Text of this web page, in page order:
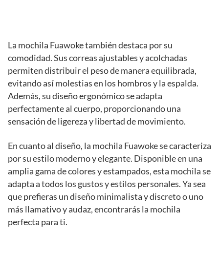
La mochila Fuawoke también destaca por su
comodidad. Sus correas ajustables y acolchadas
permiten distribuir el peso de manera equilibrada,
evitando así molestias en los hombros y la espalda.
Además, su diseño ergonómico se adapta
perfectamente al cuerpo, proporcionando una
sensación de ligereza y libertad de movimiento.
En cuanto al diseño, la mochila Fuawoke se caracteriza
por su estilo moderno y elegante. Disponible en una
amplia gama de colores y estampados, esta mochila se
adapta a todos los gustos y estilos personales. Ya sea
que prefieras un diseño minimalista y discreto o uno
más llamativo y audaz, encontrarás la mochila
perfecta para ti.